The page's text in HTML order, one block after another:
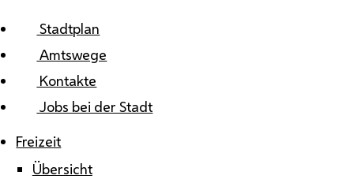
Stadtplan
Amtswege
Kontakte
Jobs bei der Stadt
Freizeit
Übersicht